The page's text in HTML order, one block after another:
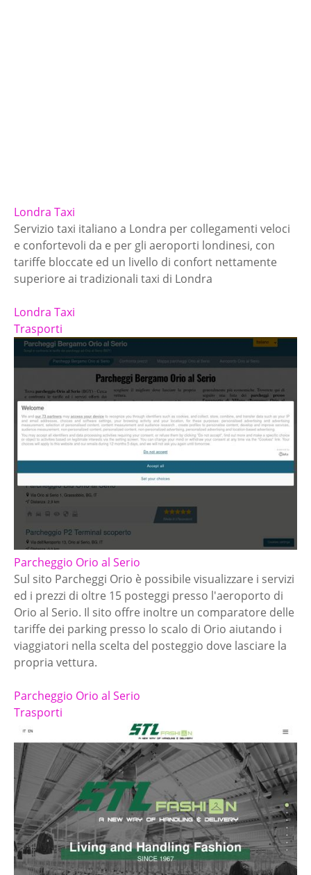
Londra Taxi
Servizio taxi italiano a Londra per collegamenti veloci
e confortevoli da e per gli aeroporti londinesi, con
tariffe bloccate ed un livello di confort nettamente
superiore ai tradizionali taxi di Londra
Londra Taxi
Trasporti
Parcheggio Orio al Serio
Sul sito Parcheggi Orio è possibile visualizzare i servizi
ed i prezzi di oltre 15 posteggi presso l'aeroporto di
Orio al Serio. Il sito offre inoltre un comparatore delle
tariffe dei parking presso lo scalo di Orio aiutando i
viaggiatori nella scelta del posteggio dove lasciare la
propria vettura.
Parcheggio Orio al Serio
Trasporti